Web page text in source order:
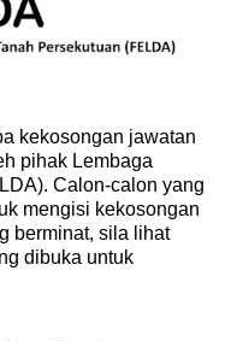
kekosongan jawatan
pihak Lembaga
Calon-calon yang
mengisi kekosongan
berminat, sila lihat
dibuka untuk